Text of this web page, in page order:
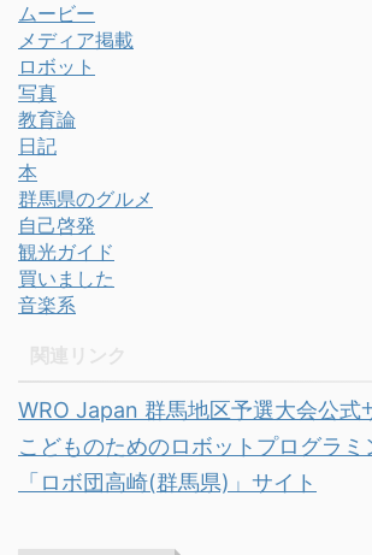
ムービー
メディア掲載
ロボット
写真
教育論
日記
本
群馬県のグルメ
自己啓発
観光ガイド
買いました
音楽系
WRO Japan 群馬地区予選大会公式
こどものためのロボットプログラ
「ロボ団高崎(群馬県)」サイト